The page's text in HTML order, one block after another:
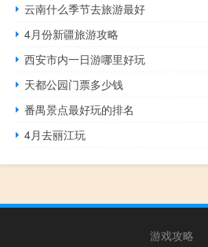
云南什么季节去旅游最好
4月份新疆旅游攻略
西安市内一日游哪里好玩
天都公园门票多少钱
番禺景点最好玩的排名
4月去丽江玩
游戏攻略